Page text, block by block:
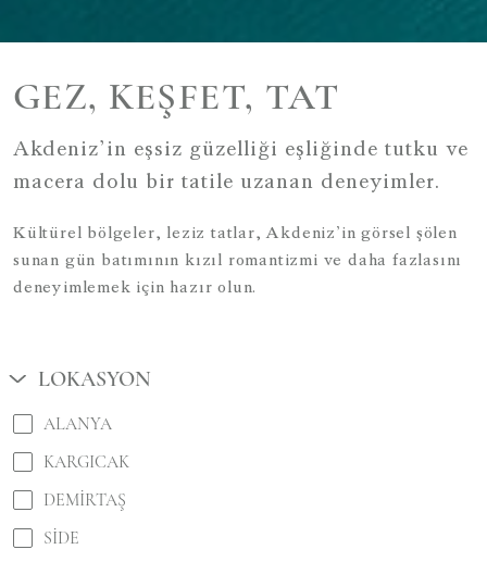
GEZ, KEŞFET, TAT
Akdeniz’in eşsiz güzelliği eşliğinde tutku ve
macera dolu bir tatile uzanan deneyimler.
Kültürel bölgeler, leziz tatlar, Akdeniz’in görsel şölen
sunan gün batımının kızıl romantizmi ve daha fazlasını
deneyimlemek için hazır olun.
LOKASYON
ALANYA
KARGICAK
DEMIRTAŞ
SIDE